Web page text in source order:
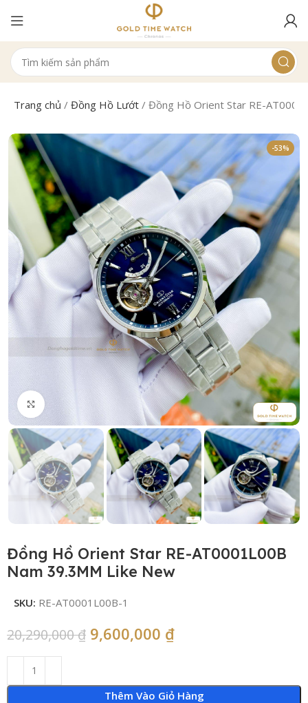
Trang chủ /Đồng Hồ Lướt /Đồng Hồ Orient Star RE-
-53%
Click to enlarge
Đồng Hồ Orient Star RE-AT0001L00B
Nam 39.3MM Like New
SKU: RE-AT0001L00B-1
20,290,000₫ 9,600,000 ₫
Thêm Vào Giỏ Hàng